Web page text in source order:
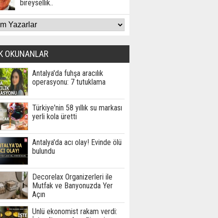
bireysellik..
OKUNANLAR
Antalya'da fuhşa aracılık
operasyonu: 7 tutuklama
Türkiye'nin 58 yıllık su markası
yerli kola üretti
Antalya'da acı olay! Evinde ölü
bulundu
Decorelax Organizerleri ile
Mutfak ve Banyonuzda Yer
Açın
Ünlü ekonomist rakam verdi: